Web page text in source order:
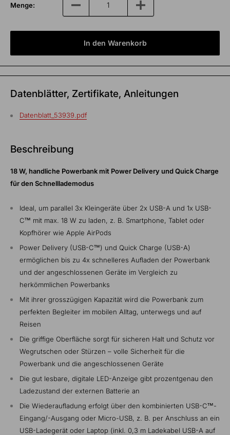
Menge:
In den Warenkorb
Datenblätter, Zertifikate, Anleitungen
Datenblatt_53939.pdf
Beschreibung
18 W, handliche Powerbank mit Power Delivery und Quick Charge
für den Schnelllademodus
Ideal, um parallel 3x Kleingeräte über 2x USB-A und 1x USB-
C™ mit max. 18 W zu laden, z. B. Smartphone, Tablet oder
Kopfhörer wie Apple AirPods
Power Delivery (USB-C™) und Quick Charge (USB-A)
ermöglichen bis zu 4x schnelleres Aufladen der Powerbank
und der angeschlossenen Geräte im Vergleich zu
herkömmlichen Powerbanks
Mit ihrer grosszügigen Kapazität wird die Powerbank zum
perfekten Begleiter im mobilen Alltag, unterwegs und auf
Reisen
Die griffige Oberfläche sorgt für sicheren Halt und Schutz vor
Wegrutschen oder Stürzen – volle Sicherheit für die
Powerbank und die angeschlossenen Geräte
Die gut lesbare, digitale LED-Anzeige gibt prozentgenau den
Ladezustand der externen Batterie an
Die Wiederaufladung erfolgt über den kombinierten USB-C™-
Eingang/-Ausgang oder Micro-USB, z. B. per Anschluss an ein
USB-Ladegerät oder Laptop (inkl. 0,3 m Ladekabel USB-A auf